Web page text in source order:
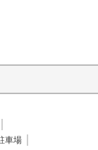
車場